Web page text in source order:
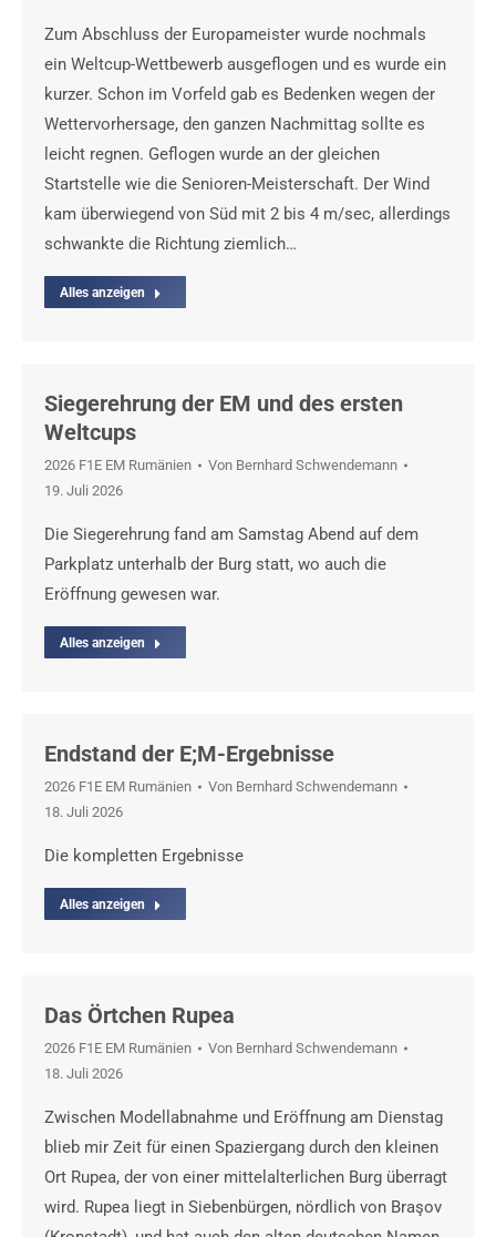
Zum Abschluss der Europameister wurde nochmals
ein Weltcup-Wettbewerb ausgeflogen und es wurde ein
kurzer. Schon im Vorfeld gab es Bedenken wegen der
Wettervorhersage, den ganzen Nachmittag sollte es
leicht regnen. Geflogen wurde an der gleichen
Startstelle wie die Senioren-Meisterschaft. Der Wind
kam überwiegend von Süd mit 2 bis 4 m/sec, allerdings
schwankte die Richtung ziemlich…
Alles anzeigen
Siegerehrung der EM und des ersten
Weltcups
2026 F1E EM Rumänien Von Bernhard Schwendemann
19. Juli 2026
Die Siegerehrung fand am Samstag Abend auf dem
Parkplatz unterhalb der Burg statt, wo auch die
Eröffnung gewesen war.
Alles anzeigen
Endstand der E;M-Ergebnisse
2026 F1E EM Rumänien Von Bernhard Schwendemann
18. Juli 2026
Die kompletten Ergebnisse
Alles anzeigen
Das Örtchen Rupea
2026 F1E EM Rumänien Von Bernhard Schwendemann
18. Juli 2026
Zwischen Modellabnahme und Eröffnung am Dienstag
blieb mir Zeit für einen Spaziergang durch den kleinen
Ort Rupea, der von einer mittelalterlichen Burg überragt
wird. Rupea liegt in Siebenbürgen, nördlich von Braşov